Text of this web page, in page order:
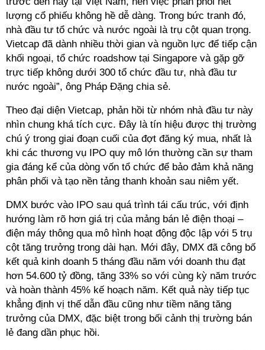
lượng cổ phiếu không hề dễ dàng. Trong bức tranh đó,
nhà đầu tư tổ chức và nước ngoài là trụ cột quan trọng.
Vietcap đã dành nhiều thời gian và nguồn lực để tiếp cận
khối ngoại, tổ chức roadshow tại Singapore và gặp gỡ
trực tiếp không dưới 300 tổ chức đầu tư, nhà đầu tư
nước ngoài”, ông Pháp Đặng chia sẻ.
Theo đại diện Vietcap, phản hồi từ nhóm nhà đầu tư này
nhìn chung khá tích cực. Đây là tín hiệu được thị trường
chú ý trong giai đoạn cuối của đợt đăng ký mua, nhất là
khi các thương vụ IPO quy mô lớn thường cần sự tham
gia đáng kể của dòng vốn tổ chức để bảo đảm khả năng
phân phối và tạo nền tảng thanh khoản sau niêm yết.
DMX bước vào IPO sau quá trình tái cấu trúc, với định
hướng làm rõ hơn giá trị của mảng bán lẻ điện thoại –
điện máy thông qua mô hình hoạt động độc lập với 5 trụ
cột tăng trưởng trong dài hạn. Mới đây, DMX đã công bố
kết quả kinh doanh 5 tháng đầu năm với doanh thu đạt
hơn 54.600 tỷ đồng, tăng 33% so với cùng kỳ năm trước
và hoàn thành 45% kế hoạch năm. Kết quả này tiếp tục
khẳng định vị thế dẫn đầu cũng như tiềm năng tăng
trưởng của DMX, đặc biệt trong bối cảnh thị trường bán
lẻ đang dần phục hồi.